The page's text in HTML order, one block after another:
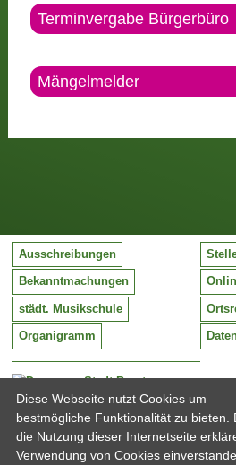
Terminvergabe Bürgerbüro
Mängelmelder
Stadt Barntrup
Mittelstraße 38
32683 Barntrup
Tel:
Email:
05263 / 409-0
info@barntrup.de
Ausschreibungen
Bekanntmachungen
städt. Musikschule
Organigramm
Diese Webseite nutzt Cookies um
bestmögliche Funktionalität zu bieten.
die Nutzung dieser Internetseite
Verwendung von Cookies